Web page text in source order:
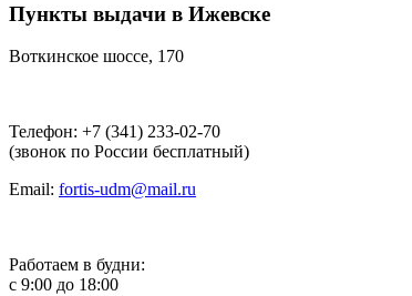
Пункты выдачи в Ижевске
Воткинское шоссе, 170
Телефон: +7 (341) 233-02-70
(звонок по России бесплатный)
Email: fortis-udm@mail.ru
Работаем в будни:
с 9:00 до 18:00